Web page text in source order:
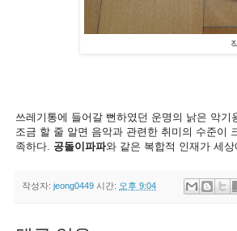
쓰레기통에 들어갈 뻔하였던 운명의 낡은 악
조금 할 줄 알면 음악과 관련한 취미의 수준이
족하다. 공돌이파파와 같은 복합적 인재가 세
작성자: jeong0449 시간: 오후 9:04